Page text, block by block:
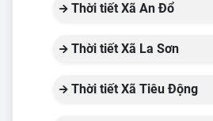
Thời tiết Xã An Đổ
Thời tiết Xã La Sơn
Thời tiết Xã Tiêu Động